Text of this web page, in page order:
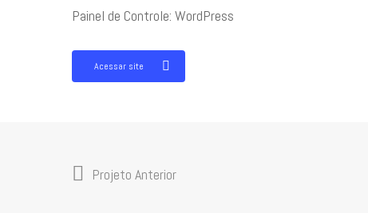
Painel de Controle: WordPress
Acessar site
Projeto Anterior